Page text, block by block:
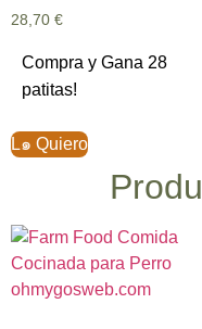
28,70 €
Compra y Gana 28
patitas!
L๑ Quiero